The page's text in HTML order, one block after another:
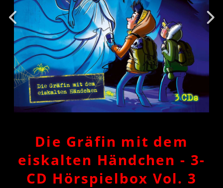
Die Gräfin mit dem
eiskalten Händchen - 3-
CD Hörspielbox Vol. 3